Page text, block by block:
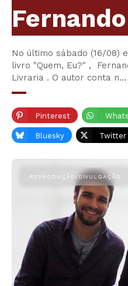
No último sábado (16/08)
livro "Quem, Eu?" ,
Livraria . O autor conta n…
Pinterest
Bluesky Twitter